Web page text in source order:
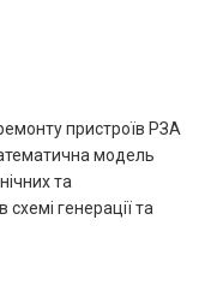
пристроїв РЗА
модель
та
генерації та